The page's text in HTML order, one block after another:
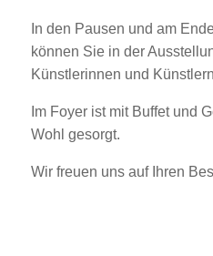
In den Pausen und am
können Sie in der
Künstlerinnen und
Im Foyer ist mit Buffet und
Wohl gesorgt.
Wir freuen uns auf Ihren